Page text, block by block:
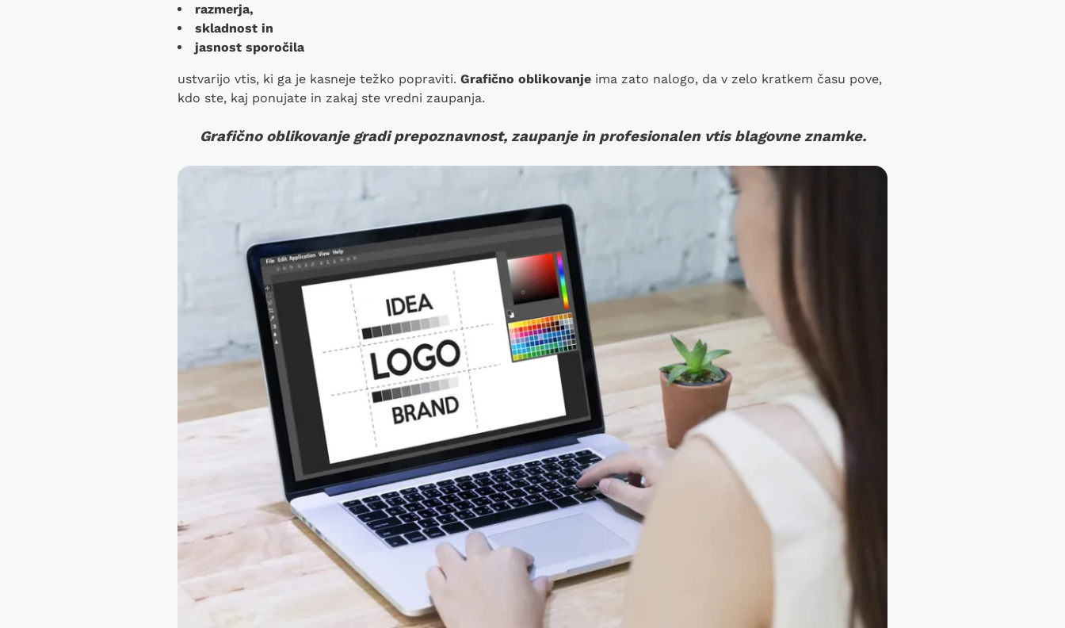
razmerja,
skladnost in
jasnost sporočila
ustvarijo vtis, ki ga je kasneje težko popraviti. Grafično oblikovanje ima zato nalogo, da v zelo kratkem času pove,
kdo ste, kaj ponujate in zakaj ste vredni zaupanja.
Grafično oblikovanje gradi prepoznavnost, zaupanje in profesionalen vtis blagovne znamke.